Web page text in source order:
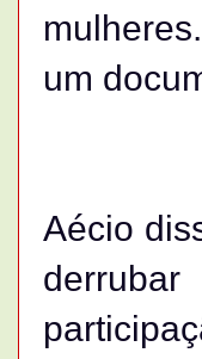
um
Aécio